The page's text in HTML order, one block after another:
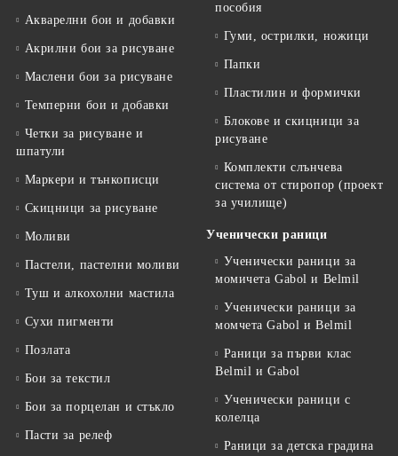
Акварелни бои и добавки
Акрилни бои за рисуване
Маслени бои за рисуване
Темперни бои и добавки
Четки за рисуване и
шпатули
Маркери и тънкописци
Скицници за рисуване
Моливи
Пастели, пастелни моливи
Туш и алкохолни мастила
Сухи пигменти
Позлата
Бои за текстил
Бои за порцелан и стъкло
Пасти за релеф
пособия
Гуми, острилки, ножици
Папки
Пластилин и формички
Блокове и скицници за
рисуване
Комплекти слънчева
система от стиропор (проект
за училище)
Ученически раници
Ученически раници за
момичета Gabol и Belmil
Ученически раници за
момчета Gabol и Belmil
Раници за първи клас
Belmil и Gabol
Ученически раници с
колелца
Раници за детска градина